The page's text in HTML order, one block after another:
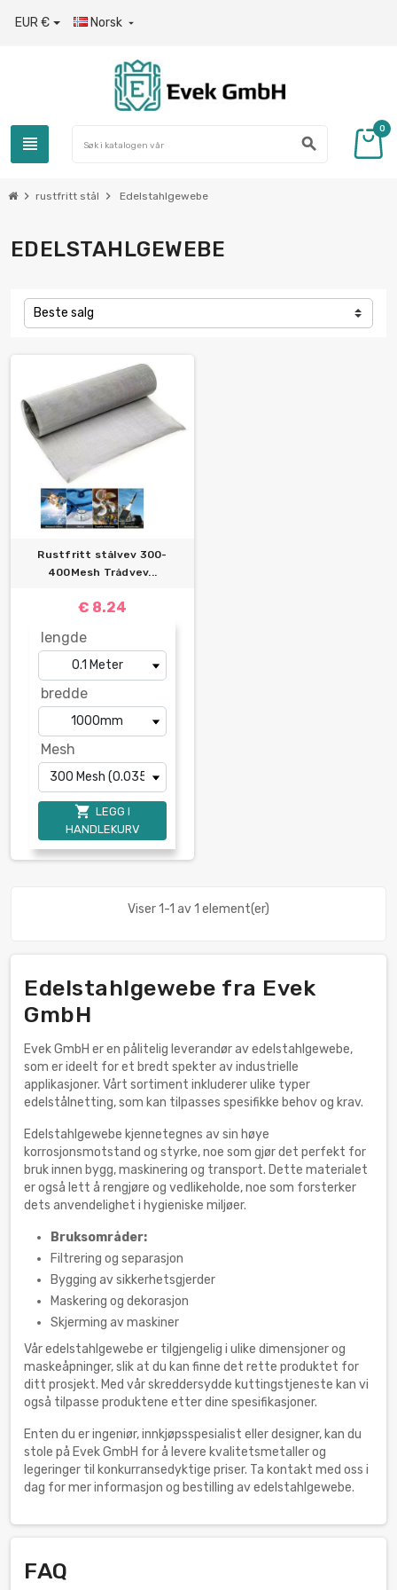
EUR € Norsk 
view_headline search
0
chevron_right rustfritt stål chevron_right Edelstahlgewebe
EDELSTAHLGEWEBE
Beste salg
Rustfritt stålvev 300-
400Mesh Trådvev...
€ 8.24
lengde
bredde
Mesh
 LEGG I
HANDLEKURV
Viser 1-1 av 1 element(er)
Edelstahlgewebe fra Evek
GmbH
Evek GmbH er en pålitelig leverandør av edelstahlgewebe,
som er ideelt for et bredt spekter av industrielle
applikasjoner. Vårt sortiment inkluderer ulike typer
edelstålnetting, som kan tilpasses spesifikke behov og krav.
Edelstahlgewebe kjennetegnes av sin høye
korrosjonsmotstand og styrke, noe som gjør det perfekt for
bruk innen bygg, maskinering og transport. Dette materialet
er også lett å rengjøre og vedlikeholde, noe som forsterker
dets anvendelighet i hygieniske miljøer.
Bruksområder:
Filtrering og separasjon
Bygging av sikkerhetsgjerder
Maskering og dekorasjon
Skjerming av maskiner
Vår edelstahlgewebe er tilgjengelig i ulike dimensjoner og
maskeåpninger, slik at du kan finne det rette produktet for
ditt prosjekt. Med vår skreddersydde kuttingstjeneste kan vi
også tilpasse produktene etter dine spesifikasjoner.
Enten du er ingeniør, innkjøpsspesialist eller designer, kan du
stole på Evek GmbH for å levere kvalitetsmetaller og
legeringer til konkurransedyktige priser. Ta kontakt med oss i
dag for mer informasjon og bestilling av edelstahlgewebe.
FAQ